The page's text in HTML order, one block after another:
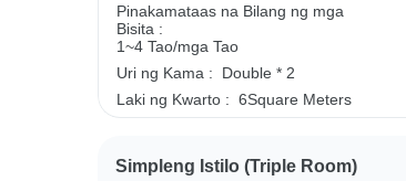
Pinakamataas na Bilang ng mga
Bisita :
1~4 Tao/mga Tao
Uri ng Kama :
Double * 2
Laki ng Kwarto : 6Square Meters
Simpleng Istilo (triple Room)